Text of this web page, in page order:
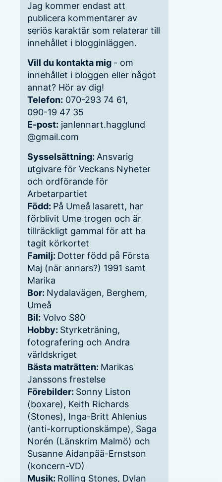
Jag kommer endast att
publicera kommentarer av
seriös karaktär som relaterar till
innehållet i blogginläggen.
Vill du kontakta mig - om
innehållet i bloggen eller något
annat? Hör av dig!
Telefon: 070-293 74 61,
090-19 47 35
E-post: janlennart.hagglund
@gmail.com
Sysselsättning: Ansvarig
utgivare för Veckans Nyheter
och ordförande för
Arbetarpartiet
Född: På Umeå lasarett, har
förblivit Ume trogen och är
tillräckligt gammal för att ha
tagit körkortet
Familj: Dotter född på Första
Maj (när annars?) 1991 samt
Marika
Bor: Nydalavägen, Berghem,
Umeå
Bil: Volvo S80
Hobby: Styrketräning,
fotografering och Andra
världskriget
Bästa maträtten: Marikas
Janssons frestelse
Förebilder: Sonny Liston
(boxare), Keith Richards
(Stones), Inga-Britt Ahlenius
(anti-korruptionskämpe), Saga
Norén (Länskrim Malmö) och
Susanne Aidanpää-Ernstson
(koncern-VD)
Musik: Rolling Stones, Dylan